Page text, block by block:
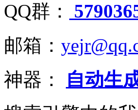
QQ群：
邮箱：
神器：
自动生